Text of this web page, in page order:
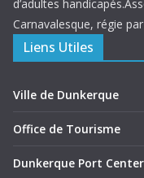
d’adultes
Carnavalesque, régie
Liens Utiles
Ville de Dunkerque
Office de Tourisme
Dunkerque Port Center